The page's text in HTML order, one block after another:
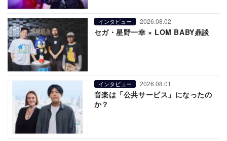
インタビュー 2026.08.02
セガ・星野一幸 × LOM BABY鼎談
インタビュー 2026.08.01
音楽は「公共サービス」になったの
か？